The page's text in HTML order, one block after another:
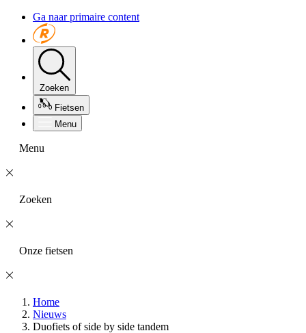
Ga naar primaire content
Zoeken
Fietsen
Menu
Menu
Zoeken
Onze fietsen
Home
Nieuws
Duofiets of side by side tandem